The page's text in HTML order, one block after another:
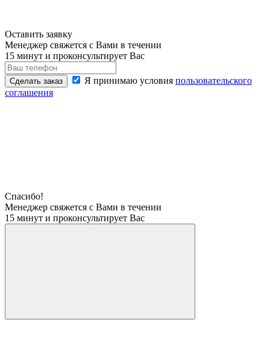
Оставить заявку
Менеджер свяжется с Вами в течении
15 минут и проконсультирует Вас
Сделать заказ Я принимаю условия пользовательского
соглашения
Спасибо!
Менеджер свяжется с Вами в течении
15 минут и проконсультирует Вас